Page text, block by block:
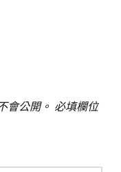
會公開。 必填欄位